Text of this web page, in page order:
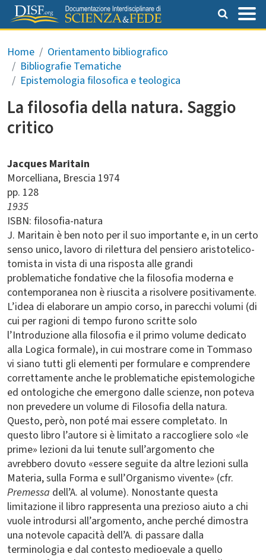
Salta al contenuto principale
Briciole di pane
Home
Orientamento bibliografico
Bibliografie Tematiche
Epistemologia filosofica e teologica
La filosofia della natura. Saggio
critico
Jacques Maritain
Morcelliana Brescia 1974
pp. 128
1935
ISBN: filosofia-natura
J. Maritain è ben noto per il suo importante e, in un certo
senso unico, lavoro di rilettura del pensiero aristotelico-
tomista in vista di una risposta alle grandi
problematiche fondative che la filosofia moderna e
contemporanea non è riuscita a risolvere positivamente.
L’idea di elaborare un ampio corso, in parecchi volumi (di
cui per ragioni di tempo furono scritte solo
l’Introduzione alla filosofia e il primo volume dedicato
alla Logica formale), in cui mostrare come in Tommaso
vi siano tutti gli elementi per formulare e comprendere
correttamente anche le problematiche epistemologiche
ed ontologiche che emergono dalle scienze, non poteva
non prevedere un volume di Filosofia della natura.
Questo, però, non poté mai essere completato. In
questo libro l’autore si è limitato a raccogliere solo «le
prime» lezioni da lui tenute sull’argomento che
avrebbero dovuto «essere seguite da altre lezioni sulla
Materia, sulla Forma e sull’Organismo vivente» (cfr.
Premessa dell’A. al volume). Nonostante questa
limitazione il libro rappresenta una prezioso aiuto a chi
vuole introdursi all’argomento, anche perché dimostra
una notevole capacità dell’A. di passare dalla
terminologia e dal contesto medioevale a quello